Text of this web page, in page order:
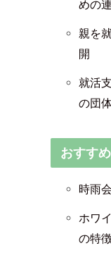
めの
親を
開
就活
の団
おすす
時雨
ホワ
の特